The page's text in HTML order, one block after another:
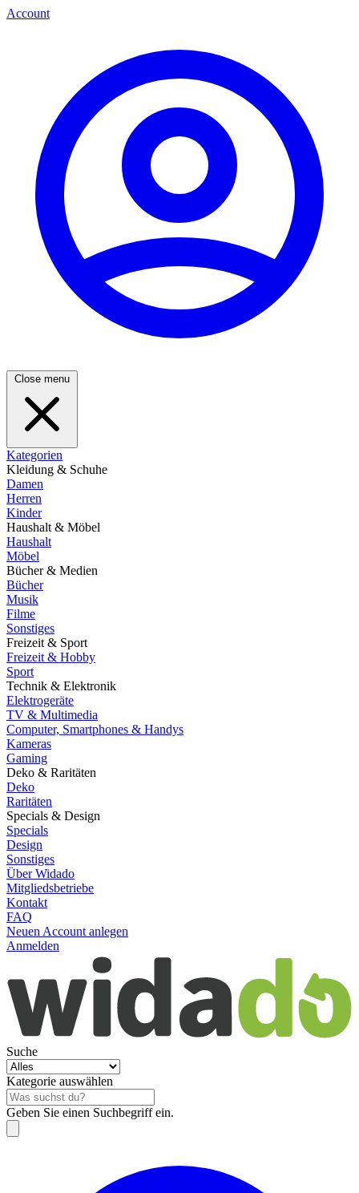
Account
Close menu
Kategorien
Kleidung & Schuhe
Damen
Herren
Kinder
Haushalt & Möbel
Haushalt
Möbel
Bücher & Medien
Bücher
Musik
Filme
Sonstiges
Freizeit & Sport
Freizeit & Hobby
Sport
Technik & Elektronik
Elektrogeräte
TV & Multimedia
Computer, Smartphones & Handys
Kameras
Gaming
Deko & Raritäten
Deko
Raritäten
Specials & Design
Specials
Design
Sonstiges
Über Widado
Mitgliedsbetriebe
Kontakt
FAQ
Neuen Account anlegen
Anmelden
Suche
Kategorie auswählen
Geben Sie einen Suchbegriff ein.